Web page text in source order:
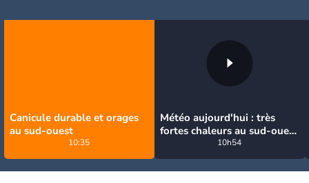
Canicule durable et orages
au sud-ouest
10:35
Météo aujourd'hui : très
fortes chaleurs au sud-ouest
avant des orages, jusqu'à
39°C
10h54